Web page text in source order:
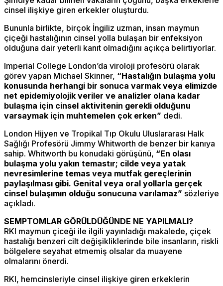
cinsel ilişkiye giren erkekler oluşturdu.
Bununla birlikte, birçok İngiliz uzman, insan maymun
çiçeği hastalığının cinsel yolla bulaşan bir enfeksiyon
olduğuna dair yeterli kanıt olmadığını açıkça belirtiyorlar.
Imperial College London’da viroloji profesörü olarak
görev yapan Michael Skinner, “Hastalığın bulaşma yolu
konusunda herhangi bir sonuca varmak veya elimizde
net epidemiyolojik veriler ve analizler olana kadar
bulaşma için cinsel aktivitenin gerekli olduğunu
varsaymak için muhtemelen çok erken” dedi.
London Hijyen ve Tropikal Tıp Okulu Uluslararası Halk
Sağlığı Profesörü Jimmy Whitworth de benzer bir kanıya
sahip. Whitworth bu konudaki görüşünü, “En olası
bulaşma yolu yakın temastır; cilde veya yatak
nevresimlerine temas veya mutfak gereçlerinin
paylaşılması gibi. Genital veya oral yollarla gerçek
cinsel bulaşımın olduğu sonucuna varılamaz” sözleriye
açıkladı.
SEMPTOMLAR GÖRÜLDÜĞÜNDE NE YAPILMALI?
RKI maymun çiceği ile ilgili yayınladığı makalede, çiçek
hastalığı benzeri cilt değişikliklerinde bile insanların, riskli
bölgelere seyahat etmemiş olsalar da muayene
olmalarını önerdi.
RKI, hemcinsleriyle cinsel ilişkiye giren erkeklerin